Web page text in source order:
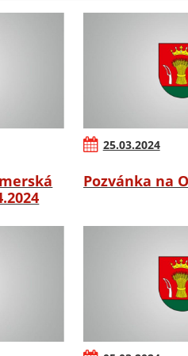
25.03.2024
Pozvánka na